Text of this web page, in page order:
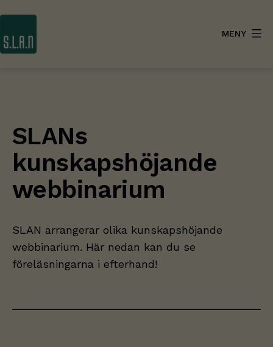
innehåll
MENY
Category:
SLANs
kunskapshöjande
webbinarium
SLAN arrangerar olika kunskapshöjande
webbinarium. Här nedan kan du se
föreläsningarna i efterhand!